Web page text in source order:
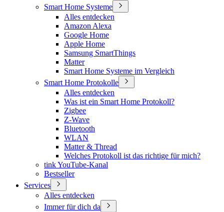
Smart Home Systeme
Alles entdecken
Amazon Alexa
Google Home
Apple Home
Samsung SmartThings
Matter
Smart Home Systeme im Vergleich
Smart Home Protokolle
Alles entdecken
Was ist ein Smart Home Protokoll?
Zigbee
Z-Wave
Bluetooth
WLAN
Matter & Thread
Welches Protokoll ist das richtige für mich?
tink YouTube-Kanal
Bestseller
Services
Alles entdecken
Immer für dich da